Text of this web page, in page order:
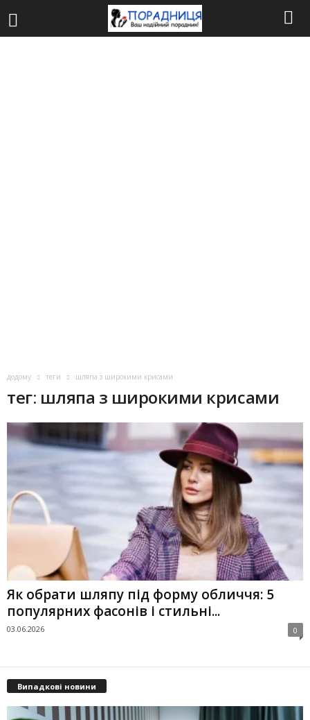
додому теги шляпа з широкими крисами
тег: шляпа з широкими крисами
Як обрати шляпу під форму обличчя: 5
популярних фасонів і стильні...
03.06.2026 0
Випадкові новини